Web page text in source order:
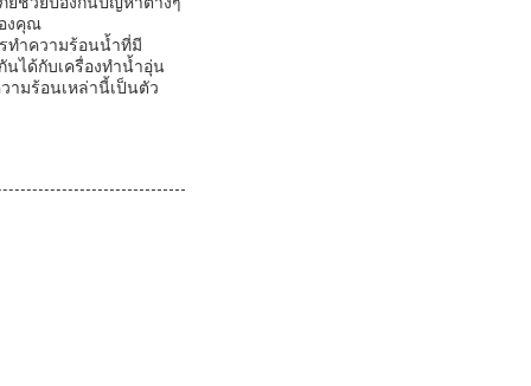
งคุณ
ทำความร้อนน้ำที่มี
ได้กับเครื่องทำน้ำอุ่น
ามร้อนเหล่านี้เป็นตัว